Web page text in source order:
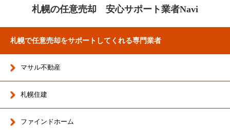
札幌の任意売却 安心サポート業者Navi
札幌で任意売却をサポートしてくれる専門業者
マサル不動産
札幌住建
ファインドホーム